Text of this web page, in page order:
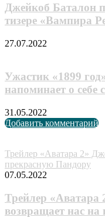
Джейкоб Баталон
тизере «Вампира
27.07.2022
Ужастик «1899
напоминает о себе
31.05.2022
Добавить комментарий
Трейлер «Аватара 2»
прекрасную Пандору
07.05.2022
Трейлер «Аватара
возвращает нас